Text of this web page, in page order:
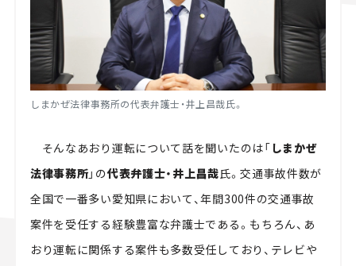
しまかぜ法律事務所の代表弁護士・井上昌哉氏。
そんなあおり運転について話を聞いたのは「しまかぜ
法律事務所」の代表弁護士・井上昌哉氏。交通事故件数が
全国で一番多い愛知県において、年間300件の交通事故
案件を受任する経験豊富な弁護士である。もちろん、あ
おり運転に関係する案件も多数受任しており、テレビや